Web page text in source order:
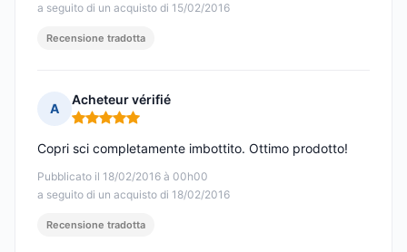
a seguito di un acquisto di 15/02/2016
Recensione tradotta
A
Acheteur vérifié
Nota: 5 su 5
Pubblicato il 18/02/2016 à 00h00
a seguito di un acquisto di 18/02/2016
Copri sci completamente imbottito. Ottimo prodotto!
Recensione tradotta